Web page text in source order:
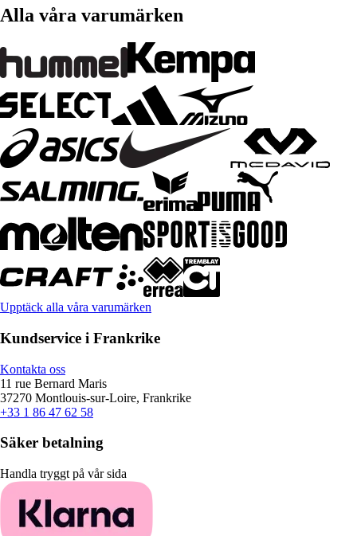
Alla våra varumärken
Upptäck alla våra varumärken
Kundservice i Frankrike
Kontakta oss
11 rue Bernard Maris
37270 Montlouis-sur-Loire, Frankrike
+33 1 86 47 62 58
Säker betalning
Handla tryggt på vår sida